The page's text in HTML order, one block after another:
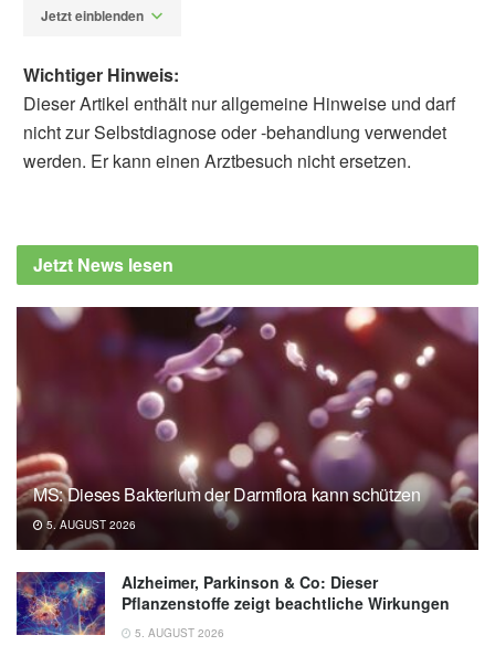
Jetzt einblenden
Nap? (veröffentlicht 11.03.2024),Cleveland
Clinic
Cleveland Clinic: How Long Should You
Nap? (veröffentlicht 16.03.2022),Cleveland
Clinic
Wichtiger Hinweis:
Dieser Artikel enthält nur allgemeine Hinweise und darf
nicht zur Selbstdiagnose oder -behandlung verwendet
werden. Er kann einen Arztbesuch nicht ersetzen.
Jetzt News lesen
MS: Dieses Bakterium der Darmflora kann schützen
5. AUGUST 2026
Alzheimer, Parkinson & Co: Dieser
Pflanzenstoffe zeigt beachtliche Wirkungen
5. AUGUST 2026